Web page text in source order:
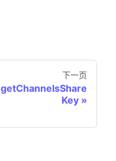
下一页
getChannelsShare
Key